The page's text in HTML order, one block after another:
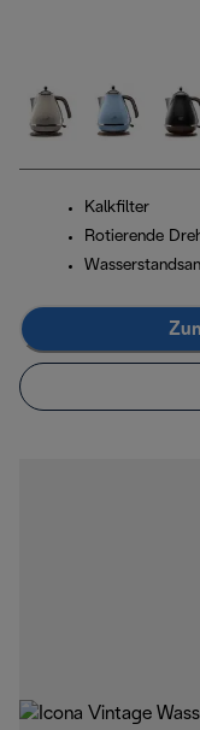
Kalkfilter
Rotierende